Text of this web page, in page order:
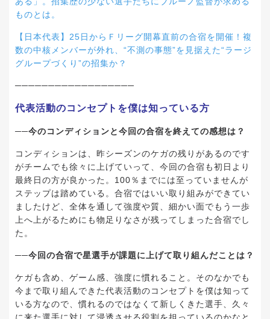
ものとは。
【日本代表】25日からＦリーグ開幕直前の合宿を開催！複
数の中核メンバーが外れ、“不測の事態”を見据えた“ラージ
グループづくり”の招集か？
──────────────────
代表活動のコンセプトを僕は知っている方
──今のコンディションと今回の合宿を終えての感想は？
コンディションは、昨シーズンのケガの残りがあるのです
がチームでも徐々に上げていって、今回の合宿も初日より
最終日の方が良かった。100％までには至っていませんが
ステップは踏めている。合宿ではいい取り組みができてい
ましたけど、全体を通して強度や質、細かい面でもう一歩
上へ上がるためにも物足りなさが残ってしまった合宿でし
た。
──今回の合宿で星選手が課題に上げて取り組んだことは？
ケガも含め、ゲーム感、強度に慣れること。そのなかでも
今まで取り組んできた代表活動のコンセプトを僕は知って
いる方なので、慣れるのではなくて新しくきた選手、久々